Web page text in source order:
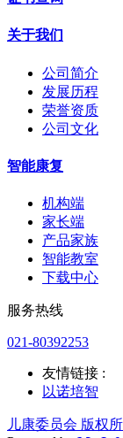
关于我们
公司简介
发展历程
荣誉资质
公司文化
智能康复
机构端
家长端
产品家族
智能教室
下载中心
服务热线
021-80392253
友情链接 :
以诺培智
儿康委员会 版权